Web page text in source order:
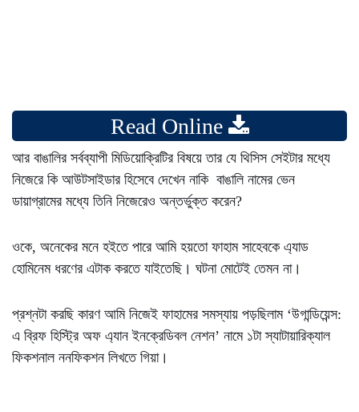
Read Online
আর বাঙালির সর্বব্যাপী মিডিয়োক্রিটির বিষয়ে তার যে থিসিস সেইটার মধ্যে
নিজেরে কি আউটসাইডার হিসেবে দেখেন নাকি বাঙালি নামের ভেন
ডায়াগ্রামের মধ্যে তিনি নিজেরেও অন্তর্ভুক্ত করেন?
ওকে, অনেকের মনে হইতে পারে আমি হয়তো ফাহাম সাহেবকে এ্যাড
হোমিনেম ধরণের এটাক করতে যাইতেছি। ঘটনা মোটেই তেমন না।
প্রশ্নটা করছি কারণ আমি নিজেই ফাহামের সমস্যায় পড়ছিলাম ‘উগান্ডিয়েন্স:
এ ব্রিফ হিস্ট্রি অফ এ্যান ইনক্রেডিবল নেশন’ নামে ১টা স্যাটায়ারিক্যাল
ফিকশনাল ননফিকশন লিখতে গিয়া।